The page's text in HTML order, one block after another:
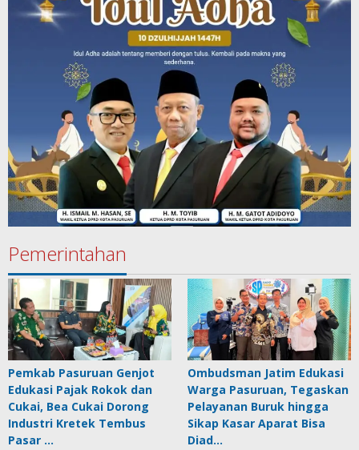
Pemerintahan
Pemkab Pasuruan Genjot
Edukasi Pajak Rokok dan
Cukai, Bea Cukai Dorong
Industri Kretek Tembus
Pasar …
Ombudsman Jatim Edukasi
Warga Pasuruan, Tegaskan
Pelayanan Buruk hingga
Sikap Kasar Aparat Bisa
Diad…